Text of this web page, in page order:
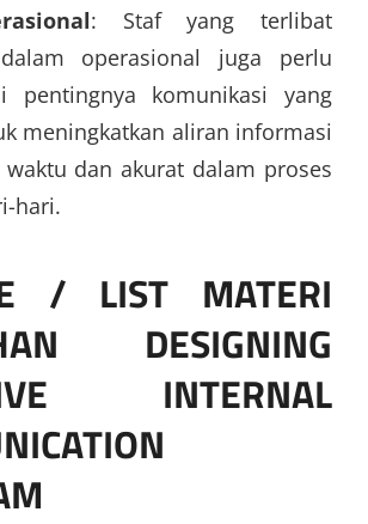
: Staf yang terlibat
operasional juga perlu
pentingnya komunikasi yang
meningkatkan aliran informasi
dan akurat dalam proses
hari.
/ LIST MATERI
DESIGNING
INTERNAL